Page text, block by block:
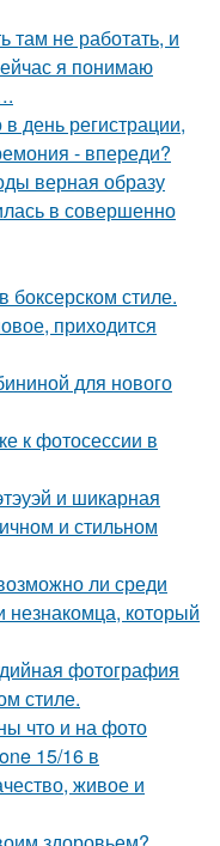
там не работать, и
я понимаю
день регистрации,
- впереди?
верная образу
в совершенно
боксерском стиле.
приходится
для нового
к фотосессии в
и шикарная
и стильном
ли среди
незнакомца, который
фотография
стиле.
что и на фото
15/16 в
живое и